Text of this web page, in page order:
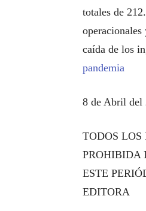
totales de
caída de los
pandemia
8 de Abril del
TODOS LOS
PROHIBIDA
ESTE
EDITORA